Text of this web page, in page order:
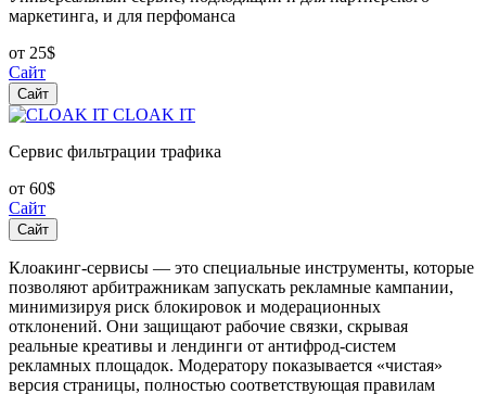
маркетинга, и для перфоманса
от 25$
Сайт
Сайт
CLOAK IT
Сервис фильтрации трафика
от 60$
Сайт
Сайт
Клоакинг-сервисы — это специальные инструменты, которые
позволяют арбитражникам запускать рекламные кампании,
минимизируя риск блокировок и модерационных
отклонений. Они защищают рабочие связки, скрывая
реальные креативы и лендинги от антифрод-систем
рекламных площадок. Модератору показывается «чистая»
версия страницы, полностью соответствующая правилам